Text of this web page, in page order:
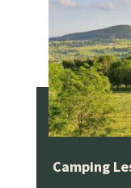
Camping